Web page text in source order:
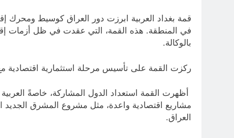
قمة بغداد العربية ابرزت دور العراق كوسيط ومحرك
في المنطقة. هذه القمة، التي عقدت في ظل أزمات
بالوكالة.
ركزت القمة على تأسيس مرحلة استثمارية اقتصادية مع
أظهرت القمة استعداد الدول المشاركة، خاصةً
العراق.